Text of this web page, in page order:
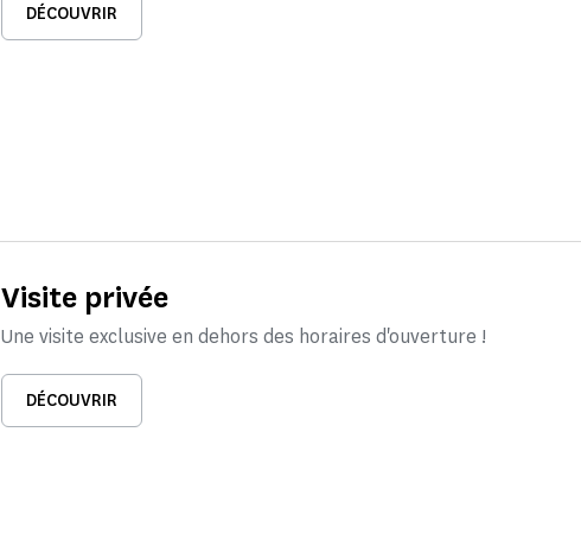
DÉCOUVRIR
Visite privée
Une visite exclusive en dehors des horaires d'ouverture !
DÉCOUVRIR